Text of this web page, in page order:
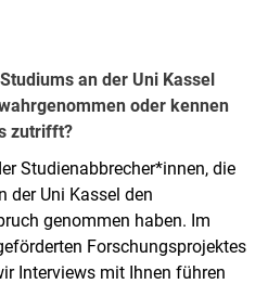
an der Uni Kassel
oder kennen
zutrifft?
Studienabbrecher*innen, die
der Uni Kassel den
genommen haben. Im
Forschungsprojektes
Interviews mit Ihnen führen